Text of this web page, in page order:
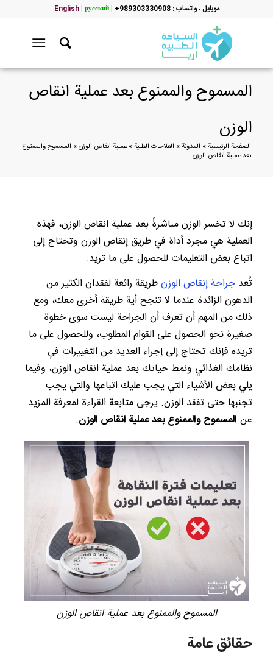
موبایل ، واتساب : 989303330908+ |
English| русский
المسموح والممنوع بعد عملية انقاص
الوزن
الصفحة الرئيسية» المدونة» العلاجات الطبية» عملية انقاص الوزن» المسموح والممنوع
بعد عملية انقاص الوزن
إنك لا تخسر الوزن مباشرةً بعد عملية انقاص الوزن، فهذه
العملية هي مجرد أداة في طريق إنقاص الوزن وتحتاج إلى
اتباع بعض التعليمات للحصول على ما تريد.
تُعد جراحة إنقاص الوزنطريقة رائعة لفقدان الكثير من
الدهون الزائدة عندما لا تنجح أية طريقة أخرى معك، ومع
ذلك من المهم أن تعرف أن الجراحة ليست سوى خطوة
صغيرة نحو الحصول على القوام المطلوب، وللحصول على ما
تريده فإنك تحتاج إلى إجراء العديد من التغييرات في
نظامك الغذائي ونمط حياتك بعد عملية انقاص الوزن، وفيما
يلي بعض الأشياء التي يجب عليك اتباعها والتي يجب
تجنبها حتى تفقد الوزن. يرجى متابعة القراءة لمعرفة المزيد
عن المسموح والممنوع بعد عملية انقاص الوزن.
المسموح والممنوع بعد عملية انقاص الوزن
حقائق عامة